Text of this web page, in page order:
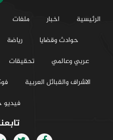
الرئيسية اخبار ملفات
حوادث وقضايا
رياضة
عربي وعالمي
تحقيقات
الاشراف والقبائل العربية
فيديو